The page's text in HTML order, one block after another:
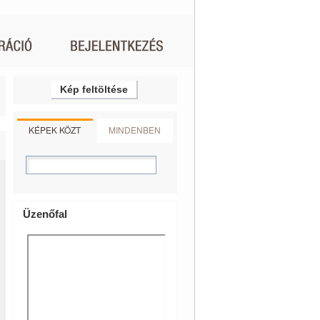
Kép feltöltése
KÉPEK KÖZT MINDENBEN
Üzenőfal